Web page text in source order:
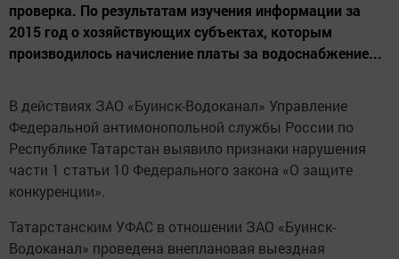
проверка. По результатам изучения информации за
2015 год о хозяйствующих субъектах, которым
производилось начисление платы за водоснабжение...
В действиях ЗАО «Буинск-Водоканал» Управление
Федеральной антимонопольной службы России по
Республике Татарстан выявило признаки нарушения
части 1 статьи 10 Федерального закона «О защите
конкуренции».
Татарстанским УФАС в отношении ЗАО «Буинск-
Водоканал» проведена внеплановая выездная